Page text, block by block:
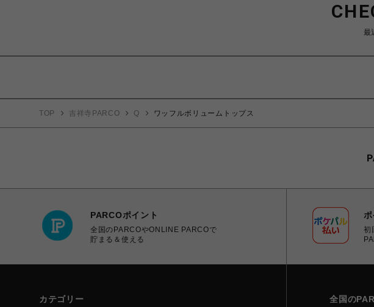
最
TOP 吉祥寺PARCO Q ワッフルボリュームトップス
PARCOポイント
全国のPARCOやONLINE PARCOで
貯まる＆使える
初
カテゴリー 全国の